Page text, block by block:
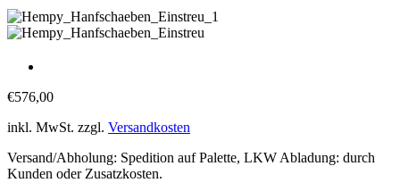
€576,00
inkl. MwSt. zzgl. Versandkosten
Versand/Abholung: Spedition auf Palette, LKW Abladung: durch
Kunden oder Zusatzkosten.